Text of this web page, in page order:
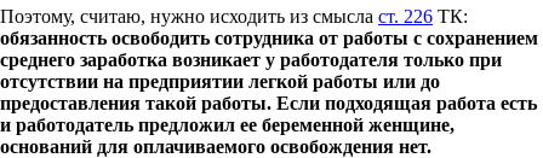
Поэтому, считаю, нужно исходить из смысла ст. 226 ТК:
обязанность освободить сотрудника от работы с сохранением
среднего заработка возникает у работодателя только при
отсутствии на предприятии легкой работы или до
предоставления такой работы. Если подходящая работа есть
и работодатель предложил ее беременной женщине,
оснований для оплачиваемого освобождения нет.